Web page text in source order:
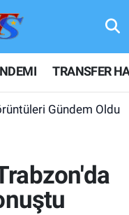
TRANSFER
Gündem Oldu